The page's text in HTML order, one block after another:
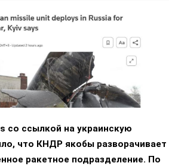
со ссылкой на украинскую
что КНДР якобы разворачивает
ракетное подразделение. По